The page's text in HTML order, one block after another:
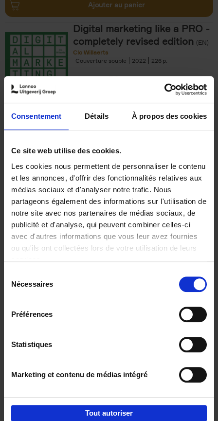
Consentement Détails À propos des cookies
Ce site web utilise des cookies.
Les cookies nous permettent de personnaliser le contenu
et les annonces, d'offrir des fonctionnalités relatives aux
médias sociaux et d'analyser notre trafic. Nous
partageons également des informations sur l'utilisation de
notre site avec nos partenaires de médias sociaux, de
publicité et d'analyse, qui peuvent combiner celles-ci
avec d'autres informations que vous leur avez fournies
ou qu'ils ont collectées lors de votre utilisation de leurs
Nécessaires
Préférences
Statistiques
Marketing et contenu de médias intégré
Tout autoriser
Ajouter au panier
Digital marketing like a PRO -
completely revised edition (EN)
Clo Willaerts
Couverture souple
2022 226
€35,50
The Offer You Can't
Refuse
Steven Van Belleghem
Couverture souple
2020 256
€37,50
Building Bonds = Building